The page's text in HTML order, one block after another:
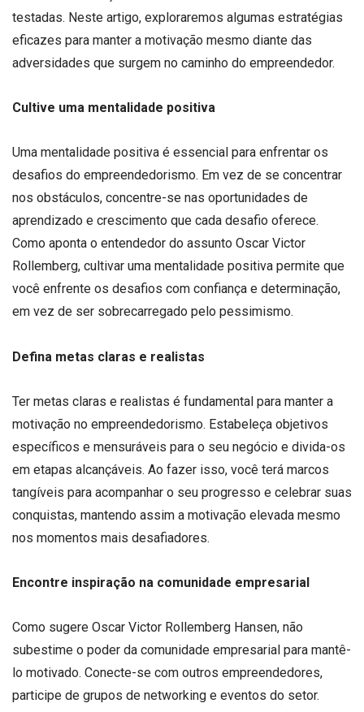
testadas. Neste artigo, exploraremos algumas estratégias
eficazes para manter a motivação mesmo diante das
adversidades que surgem no caminho do empreendedor.
Cultive uma mentalidade positiva
Uma mentalidade positiva é essencial para enfrentar os
desafios do empreendedorismo. Em vez de se concentrar
nos obstáculos, concentre-se nas oportunidades de
aprendizado e crescimento que cada desafio oferece.
Como aponta o entendedor do assunto Oscar Victor
Rollemberg, cultivar uma mentalidade positiva permite que
você enfrente os desafios com confiança e determinação,
em vez de ser sobrecarregado pelo pessimismo.
Defina metas claras e realistas
Ter metas claras e realistas é fundamental para manter a
motivação no empreendedorismo. Estabeleça objetivos
específicos e mensuráveis para o seu negócio e divida-os
em etapas alcançáveis. Ao fazer isso, você terá marcos
tangíveis para acompanhar o seu progresso e celebrar suas
conquistas, mantendo assim a motivação elevada mesmo
nos momentos mais desafiadores.
Encontre inspiração na comunidade empresarial
Como sugere Oscar Victor Rollemberg Hansen, não
subestime o poder da comunidade empresarial para mantê-
lo motivado. Conecte-se com outros empreendedores,
participe de grupos de networking e eventos do setor.